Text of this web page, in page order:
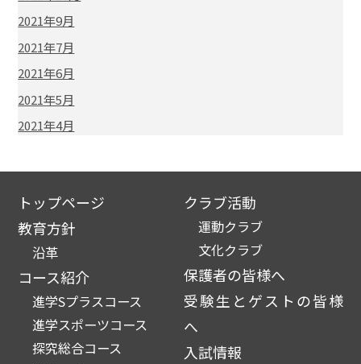
2021年9月
2021年7月
2021年6月
2021年5月
2021年4月
トップページ
教育方針
沿革
コース紹介
進学Sプラスコース
進学スポーツコース
探究総合コース
クラブ活動
運動クラブ
文化クラブ
保護者の皆様へ
受験生とゲストの皆様
へ
入試情報